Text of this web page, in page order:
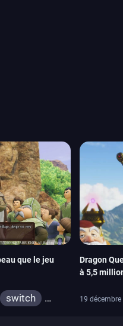
que le jeu
switch
Dragon
à 5,5
19